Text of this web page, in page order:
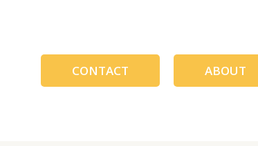
CONTACT ABOUT